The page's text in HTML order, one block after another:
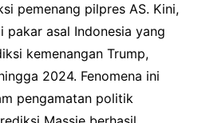
pemenang pilpres AS. Kini,
pakar asal Indonesia yang
kemenangan Trump,
2024. Fenomena ini
pengamatan politik